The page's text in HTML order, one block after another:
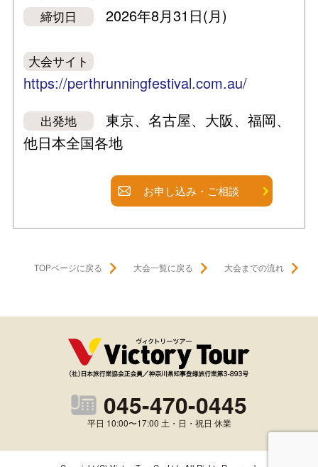
締切日 2026年8月31日(月)
大会サイト
https://perthrunningfestival.com.au/
出発地
東京、名古屋、大阪、福岡、
他日本全国各地
お申し込み・ご相談
TOPページに戻る 大会一覧に戻る 大会までの流れ
045-470-0445
平日 10:00〜17:00 土・日・祝日 休業